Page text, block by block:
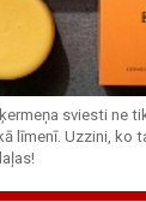
sviesti ne
līmenī. Uzzini, ko